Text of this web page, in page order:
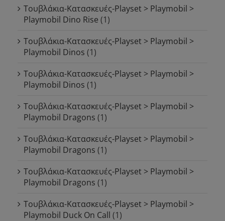
Τουβλάκια-Κατασκευές-Playset > Playmobil >
Playmobil Dino Rise (1)
Τουβλάκια-Κατασκευές-Playset > Playmobil >
Playmobil Dinos (1)
Τουβλάκια-Κατασκευές-Playset > Playmobil >
Playmobil Dinos (1)
Τουβλάκια-Κατασκευές-Playset > Playmobil >
Playmobil Dragons (1)
Τουβλάκια-Κατασκευές-Playset > Playmobil >
Playmobil Dragons (1)
Τουβλάκια-Κατασκευές-Playset > Playmobil >
Playmobil Dragons (1)
Τουβλάκια-Κατασκευές-Playset > Playmobil >
Playmobil Duck On Call (1)